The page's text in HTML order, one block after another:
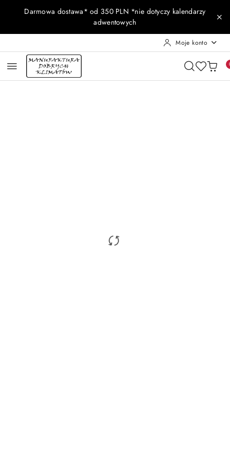
Przejdź do treści głównej
Przejdź do wyszukiwarki
Przejdź do moje konto
Przejdź do menu głównego
Przejdź do opisu produktu
Przejdź do stopki
Darmowa dostawa* od 350 PLN *nie dotyczy kalendarzy
adwentowych
Moje konto